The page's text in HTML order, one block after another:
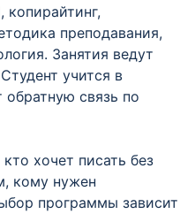
преподавания,
Занятия ведут
учится в
связь по
хочет писать без
кому нужен
программы зависит